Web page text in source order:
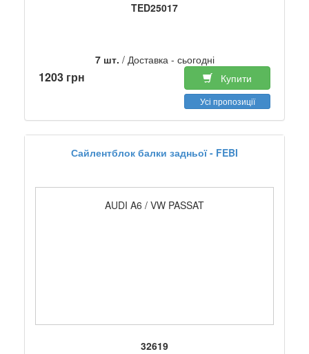
TED25017
7 шт. / Доставка - сьогодні
1203 грн Купити
Усі пропозиції
Сайлентблок балки задньої - FEBI
AUDI A6 / VW PASSAT
32619